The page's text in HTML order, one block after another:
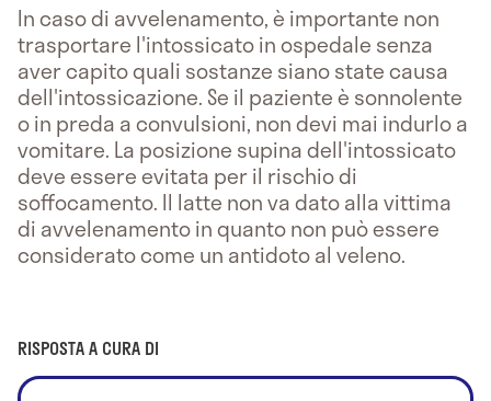
In caso di avvelenamento, è importante non
trasportare l'intossicato in ospedale senza
aver capito quali sostanze siano state causa
dell'intossicazione. Se il paziente è sonnolente
o in preda a convulsioni, non devi mai indurlo a
vomitare. La posizione supina dell'intossicato
deve essere evitata per il rischio di
soffocamento. Il latte non va dato alla vittima
di avvelenamento in quanto non può essere
considerato come un antidoto al veleno.
RISPOSTA A CURA DI